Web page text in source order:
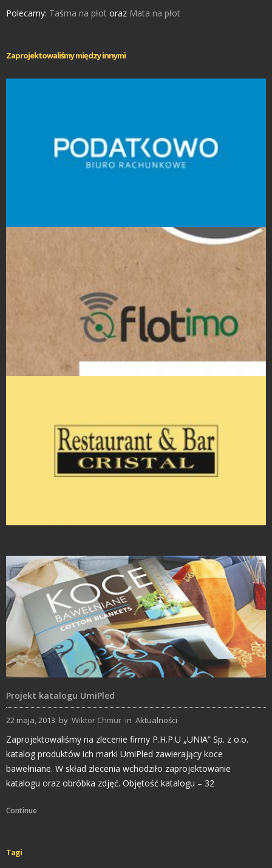
Polecamy: Taśma na płot oraz Mata na płot
Zaprojektowaliśmy między innymi
Projekt katalogu UmiPled
22 maja, 2013 by Wiktor Chmur in Aktualności
Zaprojektowaliśmy na zlecenie firmy P.H.P.U „UNIA” Sp. z o.o.
katalog produktów ich marki UmiPled zawierający koce
bawełniane. W skład zlecenia wchodziło zaprojektowanie
katalogu oraz obróbka zdjęć. Objętość katalogu – 32
Continue
Tagi